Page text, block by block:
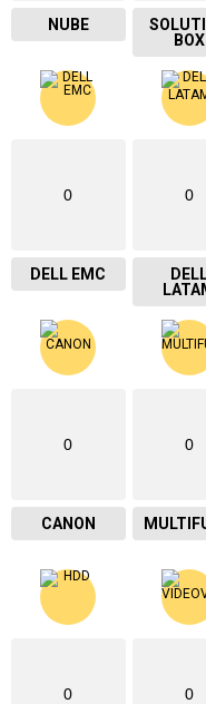
NUBE
BOX
0
DELL EMC
0
0
CANON
0
0 0